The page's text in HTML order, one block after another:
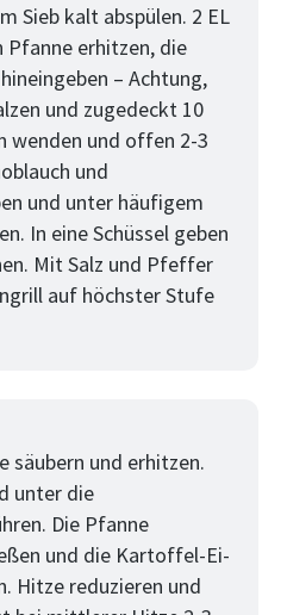
Sieb kalt abspülen. 2 EL
erhitzen, die
– Achtung,
und zugedeckt 10
wenden und offen 2-3
und
und unter häufigem
In eine Schüssel geben
Mit Salz und Pfeffer
auf höchster Stufe
säubern und erhitzen.
unter die
Die Pfanne
und die Kartoffel-Ei-
Hitze reduzieren und